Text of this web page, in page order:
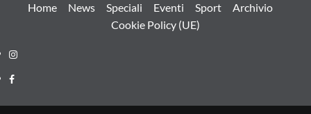
Home News Speciali Eventi Sport
Archivio
Cookie Policy (UE)
Instagram
Facebook